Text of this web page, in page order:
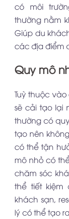
có môi
thường nằm
Giúp du
các địa điểm
Quy mô
Tuỳ thuộc
sẽ cải tạo lại
thường có
tạo nên
có thể tận
mô nhỏ có
chăm sóc
thể tiết kiệm
khách sạn,
lý có thể tạo